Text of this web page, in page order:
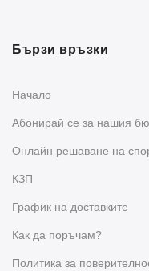
Бързи връзки
Начало
Абонирай се за нашия
Oнлайн решаване на
КЗП
График на доставките
Как да поръчам?
Политика за